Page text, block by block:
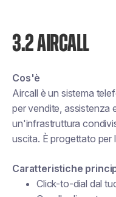
3.2 AIRCALL
Cos'è
Aircall è un sistema
per vendite, assistenza
un'infrastruttura
uscita. È progettato
Caratteristiche
Click-to-dial dal